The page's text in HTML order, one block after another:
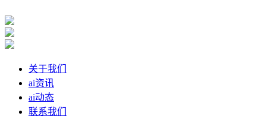
关于我们
ai资讯
ai动态
联系我们